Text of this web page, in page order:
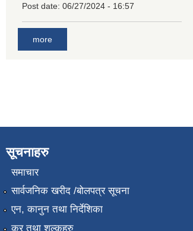
Post date: 06/27/2024 - 16:57
more
सूचनाहरु
समाचार
सार्वजनिक खरीद /बोलपत्र सूचना
एन, कानुन तथा निर्देशिका
कर तथा शुल्कहरु